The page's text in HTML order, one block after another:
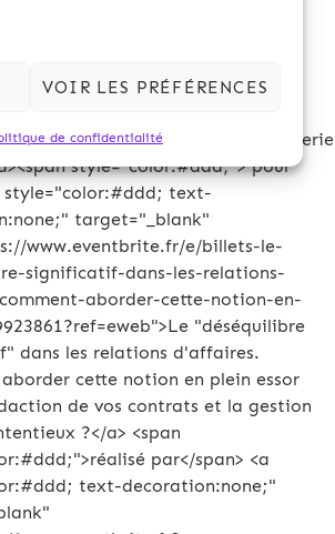
VOIR LES PRÉFÉRENCES
de confidentialité
text-decoration:none;"
www.eventbrite.fr/r/eweb">Billetterie
style="color:#ddd;"> pour
style="color:#ddd; text-
target="_blank"
www.eventbrite.fr/e/billets-le-
significatif-dans-les-relations-
aborder-cette-notion-en-
"déséquilibre
dans les relations d'affaires.
cette notion en plein essor
de vos contrats et la gestion
?</a> <span
par</span> <a
text-decoration:none;"